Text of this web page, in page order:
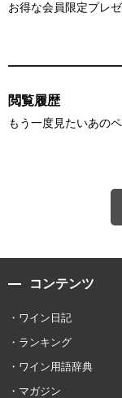
お得な会員限定プレ
閲覧履歴
もう一度見たいあの
コンテンツ
ワイン日記
ランキング
ワイン用語辞典
マガジン